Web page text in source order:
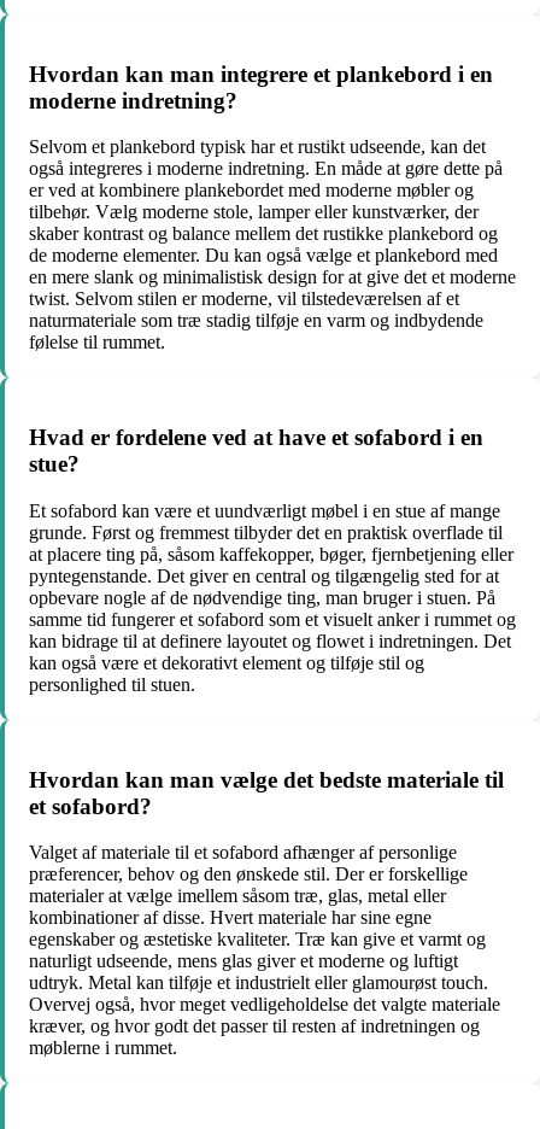
Hvordan kan man integrere et plankebord i en
moderne indretning?
Selvom et plankebord typisk har et rustikt udseende, kan det
også integreres i moderne indretning. En måde at gøre dette på
er ved at kombinere plankebordet med moderne møbler og
tilbehør. Vælg moderne stole, lamper eller kunstværker, der
skaber kontrast og balance mellem det rustikke plankebord og
de moderne elementer. Du kan også vælge et plankebord med
en mere slank og minimalistisk design for at give det et moderne
twist. Selvom stilen er moderne, vil tilstedeværelsen af ​​et
naturmateriale som træ stadig tilføje en varm og indbydende
følelse til rummet.
Hvad er fordelene ved at have et sofabord i en
stue?
Et sofabord kan være et uundværligt møbel i en stue af mange
grunde. Først og fremmest tilbyder det en praktisk overflade til
at placere ting på, såsom kaffekopper, bøger, fjernbetjening eller
pyntegenstande. Det giver en central og tilgængelig sted for at
opbevare nogle af de nødvendige ting, man bruger i stuen. På
samme tid fungerer et sofabord som et visuelt anker i rummet og
kan bidrage til at definere layoutet og flowet i indretningen. Det
kan også være et dekorativt element og tilføje stil og
personlighed til stuen.
Hvordan kan man vælge det bedste materiale til
et sofabord?
Valget af materiale til et sofabord afhænger af personlige
præferencer, behov og den ønskede stil. Der er forskellige
materialer at vælge imellem såsom træ, glas, metal eller
kombinationer af disse. Hvert materiale har sine egne
egenskaber og æstetiske kvaliteter. Træ kan give et varmt og
naturligt udseende, mens glas giver et moderne og luftigt
udtryk. Metal kan tilføje et industrielt eller glamourøst touch.
Overvej også, hvor meget vedligeholdelse det valgte materiale
kræver, og hvor godt det passer til resten af indretningen og
møblerne i rummet.